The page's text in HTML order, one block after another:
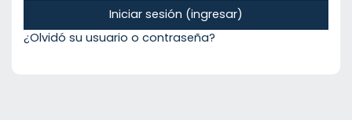
Iniciar sesión (ingresar)
¿Olvidó su usuario o contraseña?